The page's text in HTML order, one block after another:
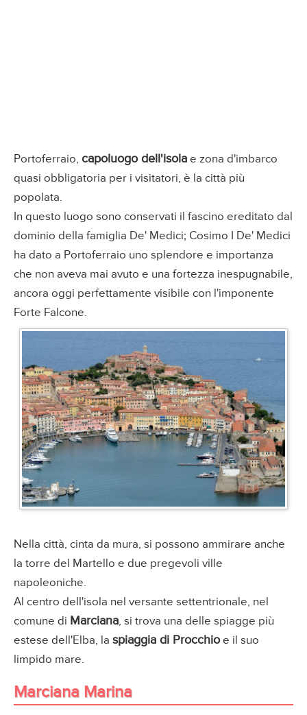
Portoferraio, capoluogo dell'isola e zona d'imbarco
quasi obbligatoria per i visitatori, è la città più
popolata.
In questo luogo sono conservati il fascino ereditato dal
dominio della famiglia De' Medici; Cosimo I De' Medici
ha dato a Portoferraio uno splendore e importanza
che non aveva mai avuto e una fortezza inespugnabile,
ancora oggi perfettamente visibile con l'imponente
Forte Falcone.
Nella città, cinta da mura, si possono ammirare anche
la torre del Martello e due pregevoli ville
napoleoniche.
Al centro dell'isola nel versante settentrionale, nel
comune di Marciana, si trova una delle spiagge più
estese dell'Elba, la spiaggia di Procchioe il suo
limpido mare.
Marciana Marina